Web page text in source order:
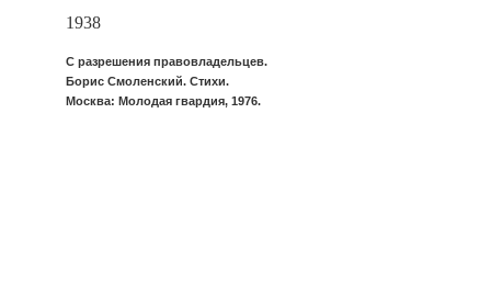
1938
С разрешения правовладельцев.
Борис Смоленский. Стихи.
Москва: Молодая гвардия, 1976.